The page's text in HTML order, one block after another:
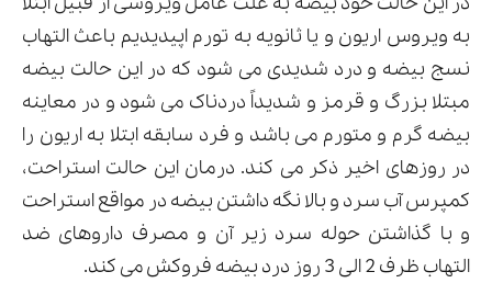
به ویروس اریون و یا ثانویه به تورم اپیدیدیم باعث التهاب
نسج بیضه و درد شدیدی می شود که در این حالت بیضه
مبتلا بزرگ و قرمز و شدیداً دردناک می شود و در معاینه
بیضه گرم و متورم می باشد و فرد سابقه ابتلا به اریون را
در روزهای اخیر ذکر می کند. درمان این حالت استراحت،
کمپرس آب سرد و بالا نگه داشتن بیضه در مواقع استراحت
و با گذاشتن حوله سرد زیر آن و مصرف داروهای ضد
التهاب ظرف 2 الی 3 روز درد بیضه فروکش می کند.